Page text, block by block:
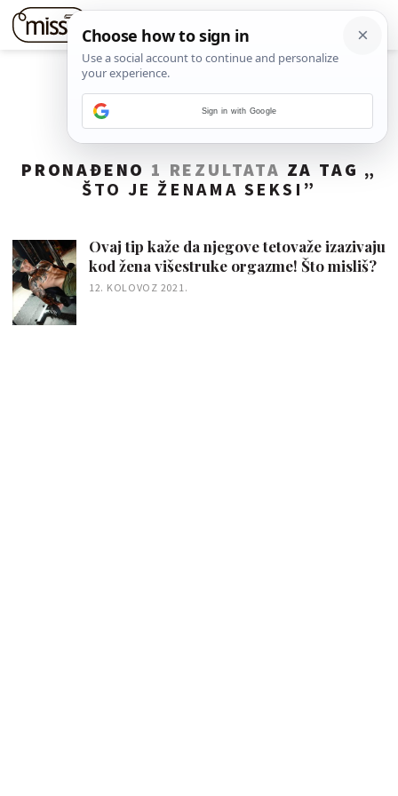
PRONAĐENO 1 REZULTATA ZA TAG „
ŠTO JE ŽENAMA SEKSI ”
Ovaj tip kaže da njegove tetovaže izazivaju
kod žena višestruke orgazme! Što misliš?
12. KOLOVOZ 2021.
Sign in with Google